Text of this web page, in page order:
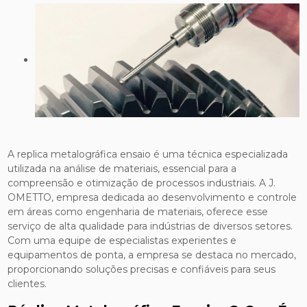
A replica metalográfica ensaio é uma técnica especializada
utilizada na análise de materiais, essencial para a
compreensão e otimização de processos industriais. A J.
OMETTO, empresa dedicada ao desenvolvimento e controle
em áreas como engenharia de materiais, oferece esse
serviço de alta qualidade para indústrias de diversos setores.
Com uma equipe de especialistas experientes e
equipamentos de ponta, a empresa se destaca no mercado,
proporcionando soluções precisas e confiáveis para seus
clientes.